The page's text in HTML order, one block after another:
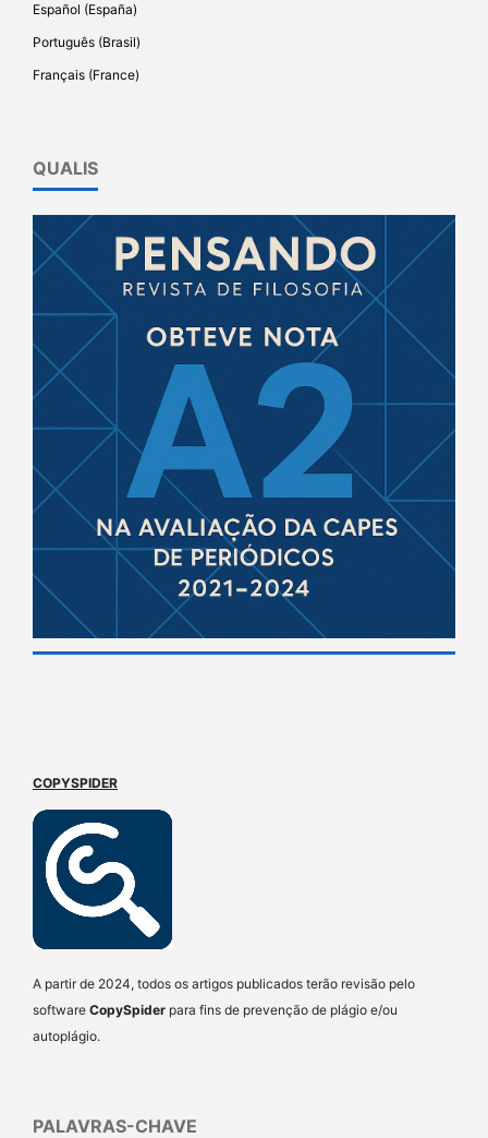
Español (España)
Português (Brasil)
Français (France)
QUALIS
COPYSPIDER
A partir de 2024, todos os artigos publicados terão revisão pelo
software CopySpider para fins de prevenção de plágio e/ou
autoplágio.
PALAVRAS-CHAVE